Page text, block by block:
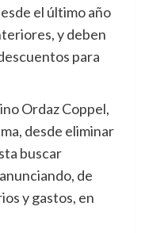
el último año
y deben
para
Ordaz Coppel,
desde eliminar
buscar
de
y gastos, en